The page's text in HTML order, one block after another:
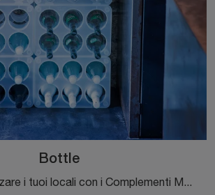
Bottle
Desideri valorizzare i tuoi locali con i Complementi Magis? Ti presentiamo vari modelli di contenitori in plastica come Bottle.